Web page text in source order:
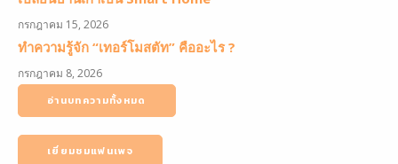
กรกฎาคม 15, 2026
ทำความรู้จัก “เทอร์โมสตัท” คืออะไร ?
กรกฎาคม 8, 2026
อ่านบทความทั้งหมด
เยี่ยมชมแฟนเพจ